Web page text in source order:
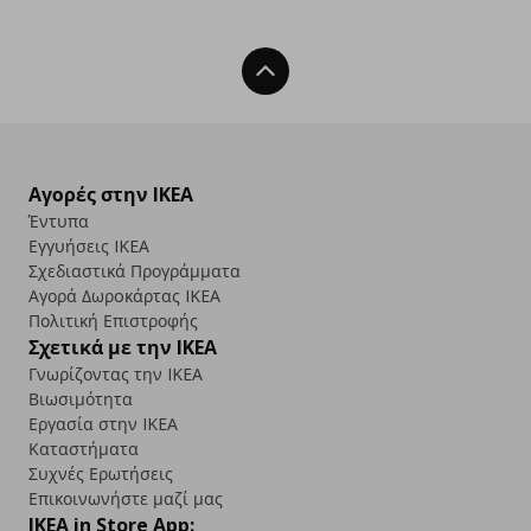
Back To Top
Αγορές στην IKEA
Έντυπα
Εγγυήσεις IKEA
Σχεδιαστικά Προγράμματα
Αγορά Δωρoκάρτας IKEA
Πολιτική Επιστροφής
Σχετικά με την IKEA
Γνωρίζοντας την IKEA
Βιωσιμότητα
Εργασία στην IKEA
Καταστήματα
Συχνές Ερωτήσεις
Επικοινωνήστε μαζί μας
IKEA in Store App: